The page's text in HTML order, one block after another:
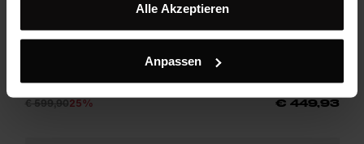
Alle Akzeptieren
Anpassen
Yalca 3L Pants M
Weiche, leichte 3-Lagen-Skihose mit hervorragendem Wetterschutz
€ 599,9025% € 449,93